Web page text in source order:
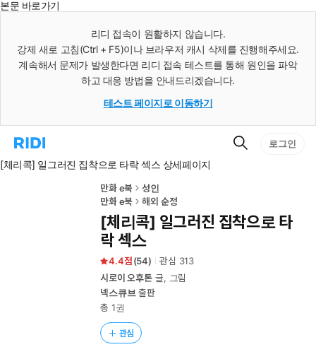
본문 바로가기
리디 접속이 원활하지 않습니다.
강제 새로 고침(Ctrl + F5)이나 브라우저 캐시 삭제를 진행해주세요.
계속해서 문제가 발생한다면 리디 접속 테스트를 통해 원인을 파악
하고 대응 방법을 안내드리겠습니다.
테스트 페이지로 이동하기
리
홈
검
로그인
[체리콕] 일그러진 집착으로 타락 섹스 상세페이지
만화 e북
성인
만화 e북
해외 순정
[체리콕] 일그러진 집착으로 타
락 섹스
4.4 (54) 관심 313
시로이 오후톤 글, 그림
넥스큐브 출판
총 1권
관심